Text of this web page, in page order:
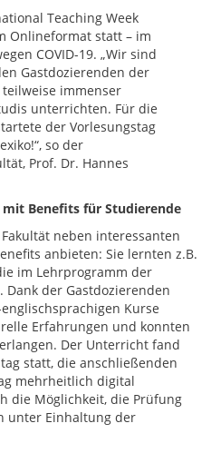
Teaching Week
Onlineformat statt – im
COVID-19. „Wir sind
Gastdozierenden der
immenser
unterrichten. Für die
der Vorlesungstag
so der
Prof. Dr. Hannes
Benefits für Studierende
neben interessanten
anbieten: Sie lernten z.B.
im Lehrprogramm der
der Gastdozierenden
Kurse
Erfahrungen und konnten
Der Unterricht fand
statt, die anschließenden
mehrheitlich digital
die Möglichkeit, die Prüfung
unter Einhaltung der